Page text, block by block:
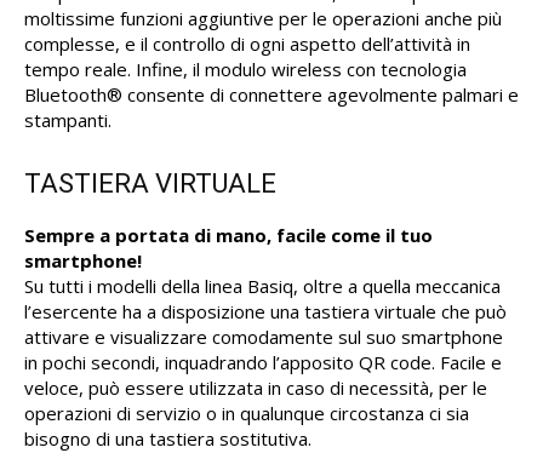
moltissime funzioni aggiuntive per le operazioni anche più
complesse, e il controllo di ogni aspetto dell’attività in
tempo reale. Infine, il modulo wireless con tecnologia
Bluetooth® consente di connettere agevolmente palmari e
stampanti.
TASTIERA VIRTUALE
Sempre a portata di mano, facile come il tuo
smartphone!
Su tutti i modelli della linea Basiq, oltre a quella meccanica
l’esercente ha a disposizione una tastiera virtuale che può
attivare e visualizzare comodamente sul suo smartphone
in pochi secondi, inquadrando l’apposito QR code. Facile e
veloce, può essere utilizzata in caso di necessità, per le
operazioni di servizio o in qualunque circostanza ci sia
bisogno di una tastiera sostitutiva.